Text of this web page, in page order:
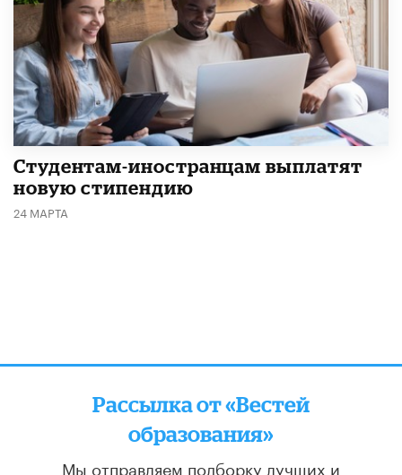
Студентам-иностранцам выплатят
новую стипендию
24 МАРТА
Рассылка от «Вестей
образования»
Мы отправляем подборку лучших и